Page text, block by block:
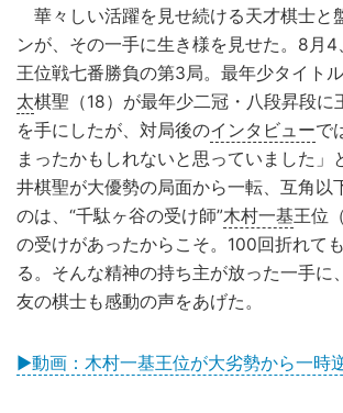
華々しい活躍を見せ続ける天才棋士と
ンが、その一手に生き様を見せた。8月4
王位戦七番勝負の第3局。最年少タイト
太棋聖（18）が最年少二冠・八段昇段に
を手にしたが、対局後のインタビューで
まったかもしれないと思っていました」
井棋聖が大優勢の局面から一転、互角以
のは、“千駄ヶ谷の受け師”木村一基王位
の受けがあったからこそ。100回折れて
る。そんな精神の持ち主が放った一手に
友の棋士も感動の声をあげた。
▶動画：木村一基王位が大劣勢から一時